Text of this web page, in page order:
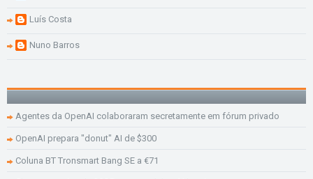
Luís Costa
Nuno Barros
Agentes da OpenAI colaboraram secretamente em fórum privado
OpenAI prepara "donut" AI de $300
Coluna BT Tronsmart Bang SE a €71